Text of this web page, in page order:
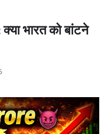
भारत को बांटने